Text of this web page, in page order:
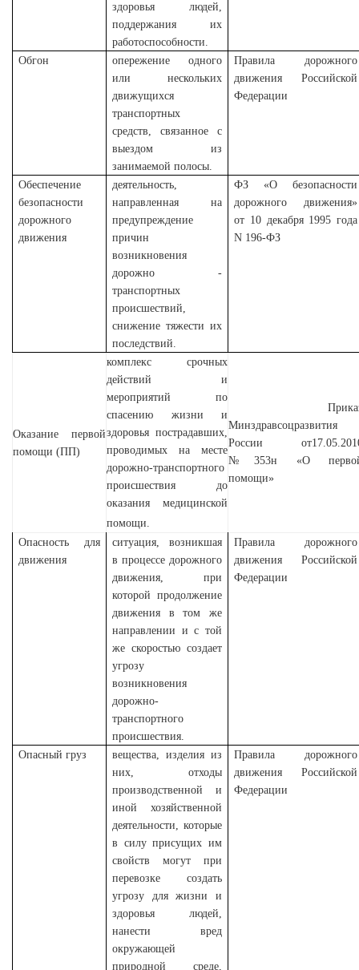
здоровья людей,
поддержания их
работоспособности.
Обгон
опережение одного
или нескольких
движущихся
транспортных
средств, связанное с
выездом из
занимаемой полосы.
Правила дорожного
движения Российской
Федерации
Обеспечение
безопасности
дорожного
движения
деятельность,
направленная на
предупреждение
причин
возникновения
дорожно -
транспортных
происшествий,
снижение тяжести их
последствий.
ФЗ «О безопасности
дорожного движения»
от 10 декабря 1995 года
N 196-ФЗ
Оказание первой
помощи (ПП)
комплекс срочных
действий и
мероприятий по
спасению жизни и
здоровья пострадавших,
проводимых на месте
дорожно-транспортного
происшествия до
оказания медицинской
помощи.
Минздравсоцразвития
России
№353н «О
помощи»
Опасность для
движения
ситуация, возникшая
в процессе дорожного
движения, при
которой продолжение
движения в том же
направлении и с той
же скоростью создает
угрозу
возникновения
дорожно-
транспортного
происшествия.
Правила дорожного
движения Российской
Федерации
Опасный груз
вещества, изделия из
них, отходы
производственной и
иной хозяйственной
деятельности, которые
в силу присущих им
свойств могут при
перевозке создать
угрозу для жизни и
здоровья людей,
нанести вред
окружающей
природной среде,
Правила дорожного
движения Российской
Федерации